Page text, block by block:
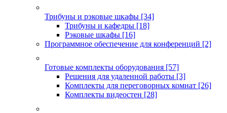
Трибуны и рэковые шкафы [34]
Трибуны и кафедры [18]
Рэковые шкафы [16]
Программное обеспечение для конференций [2]
Готовые комплекты оборудования [57]
Решения для удаленной работы [3]
Комплекты для переговорных комнат [26]
Комплекты видеостен [28]